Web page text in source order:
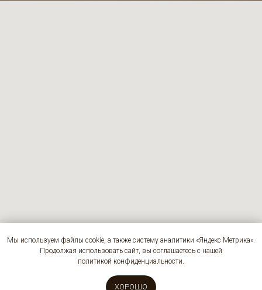
© Бутик-ресторан Синьорина Анна в Самаре
Мы используем файлы cookie, а также систему аналитики «Яндекс Метрика».
Продолжая использовать сайт, вы соглашаетесь с нашей
политикой конфиденциальности.
ХОРОШО